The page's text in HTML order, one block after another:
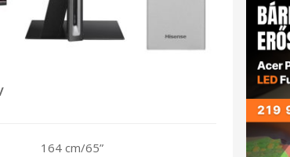
164 cm/65”